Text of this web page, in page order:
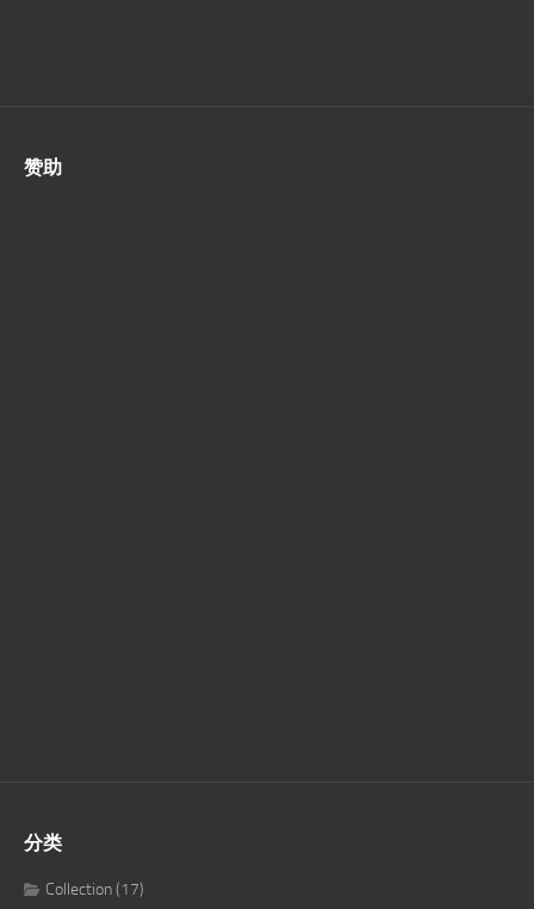
赞助
分类
Collection(17)